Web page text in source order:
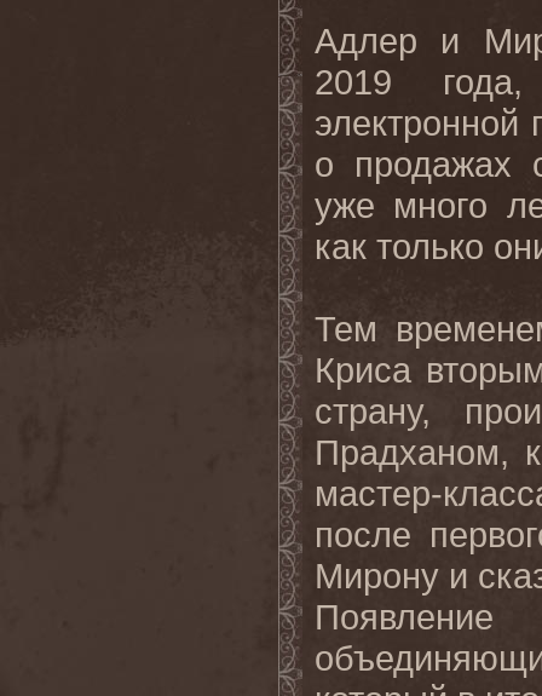
Адлер и
2019
о
уже много
как только
Тем
Криса
страну,
Прадханом,
мастер-
после
Мирону и